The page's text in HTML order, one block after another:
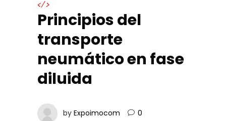
</>
Principios del
transporte
neumático en fase
diluida
by Expoimocom
0